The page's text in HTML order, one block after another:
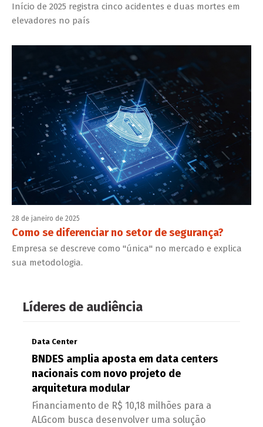
Início de 2025 registra cinco acidentes e duas mortes em
elevadores no país
28 de janeiro de 2025
Como se diferenciar no setor de segurança?
Empresa se descreve como "única" no mercado e explica
sua metodologia.
Líderes de audiência
Data Center
BNDES amplia aposta em data centers
nacionais com novo projeto de
arquitetura modular
Financiamento de R$ 10,18 milhões para a
ALGcom busca desenvolver uma solução